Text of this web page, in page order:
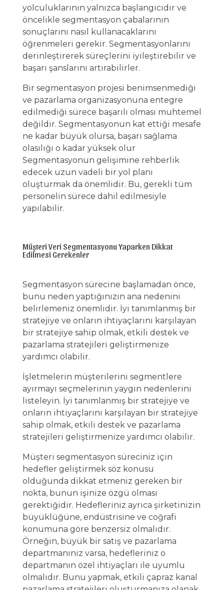
yolculuklarının yalnızca başlangıcıdır ve
öncelikle segmentasyon çabalarının
sonuçlarını nasıl kullanacaklarını
öğrenmeleri gerekir. Segmentasyonlarını
derinleştirerek süreçlerini iyileştirebilir ve
başarı şanslarını artırabilirler.
Bir segmentasyon projesi benimsenmediği
ve pazarlama organizasyonuna entegre
edilmediği sürece başarılı olması muhtemel
değildir. Segmentasyonun kat ettiği mesafe
ne kadar büyük olursa, başarı sağlama
olasılığı o kadar yüksek olur
Segmentasyonun gelişimine rehberlik
edecek uzun vadeli bir yol planı
oluşturmak da önemlidir. Bu, gerekli tüm
personelin sürece dahil edilmesiyle
yapılabilir.
Müşteri Veri Segmentasyonu Yaparken Dikkat
Edilmesi Gerekenler
Segmentasyon sürecine başlamadan önce,
bunu neden yaptığınızın ana nedenini
belirlemeniz önemlidir. İyi tanımlanmış bir
stratejiye ve onların ihtiyaçlarını karşılayan
bir stratejiye sahip olmak, etkili destek ve
pazarlama stratejileri geliştirmenize
yardımcı olabilir.
İşletmelerin müşterilerini segmentlere
ayırmayı seçmelerinin yaygın nedenlerini
listeleyin. İyi tanımlanmış bir stratejiye ve
onların ihtiyaçlarını karşılayan bir stratejiye
sahip olmak, etkili destek ve pazarlama
stratejileri geliştirmenize yardımcı olabilir.
Müşteri segmentasyon süreciniz için
hedefler geliştirmek söz konusu
olduğunda dikkat etmeniz gereken bir
nokta, bunun işinize özgü olması
gerektiğidir. Hedefleriniz ayrıca şirketinizin
büyüklüğüne, endüstrisine ve coğrafi
konumuna göre benzersiz olmalıdır.
Örneğin, büyük bir satış ve pazarlama
departmanınız varsa, hedefleriniz o
departmanın özel ihtiyaçları ile uyumlu
olmalıdır. Bunu yapmak, etkili çapraz kanal